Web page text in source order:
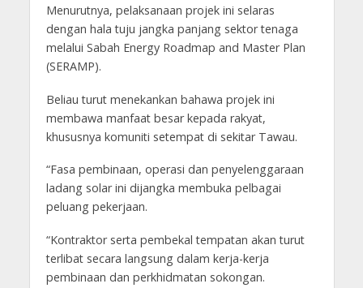
Menurutnya, pelaksanaan projek ini selaras
dengan hala tuju jangka panjang sektor tenaga
melalui Sabah Energy Roadmap and Master Plan
(SERAMP).
Beliau turut menekankan bahawa projek ini
membawa manfaat besar kepada rakyat,
khususnya komuniti setempat di sekitar Tawau.
“Fasa pembinaan, operasi dan penyelenggaraan
ladang solar ini dijangka membuka pelbagai
peluang pekerjaan.
“Kontraktor serta pembekal tempatan akan turut
terlibat secara langsung dalam kerja-kerja
pembinaan dan perkhidmatan sokongan.